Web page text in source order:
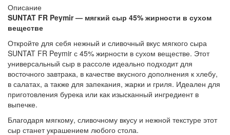
Описание
SUNTAT FR Peymir — мягкий сыр 45% жирности в сухом
веществе
Откройте для себя нежный и сливочный вкус мягкого сыра
SUNTAT FR Peymir с 45% жирности в сухом веществе. Этот
универсальный сыр в рассоле идеально подходит для
восточного завтрака, в качестве вкусного дополнения к хлебу,
в салатах, а также для запекания, жарки и гриля. Идеален для
приготовления бурека или как изысканный ингредиент в
выпечке.
Благодаря мягкому, сливочному вкусу и нежной текстуре этот
сыр станет украшением любого стола.